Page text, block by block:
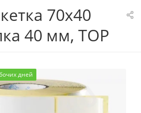
70x40
40 мм, TOP
дней